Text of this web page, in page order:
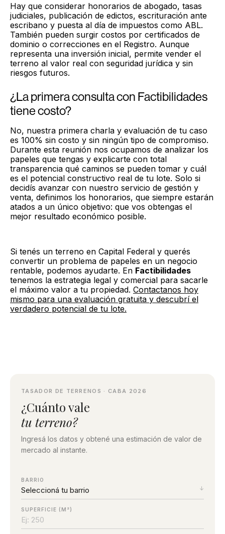
Hay que considerar honorarios de abogado, tasas
judiciales, publicación de edictos, escrituración ante
escribano y puesta al día de impuestos como ABL.
También pueden surgir costos por certificados de
dominio o correcciones en el Registro. Aunque
representa una inversión inicial, permite vender el
terreno al valor real con seguridad jurídica y sin
riesgos futuros.
¿La primera consulta con Factibilidades
tiene costo?
No, nuestra primera charla y evaluación de tu caso
es 100% sin costo y sin ningún tipo de compromiso.
Durante esta reunión nos ocupamos de analizar los
papeles que tengas y explicarte con total
transparencia qué caminos se pueden tomar y cuál
es el potencial constructivo real de tu lote. Solo si
decidís avanzar con nuestro servicio de gestión y
venta, definimos los honorarios, que siempre estarán
atados a un único objetivo: que vos obtengas el
mejor resultado económico posible.
Si tenés un terreno en Capital Federal y querés
convertir un problema de papeles en un negocio
rentable, podemos ayudarte. En Factibilidades
tenemos la estrategia legal y comercial para sacarle
el máximo valor a tu propiedad. Contactanos hoy
mismo para una evaluación gratuita y descubrí el
verdadero potencial de tu lote.
TASADOR DE TERRENOS · CABA 2026
¿Cuánto vale
tu terreno?
Ingresá los datos y obtené una estimación de valor de
mercado al instante.
BARRIO
SUPERFICIE (M²)